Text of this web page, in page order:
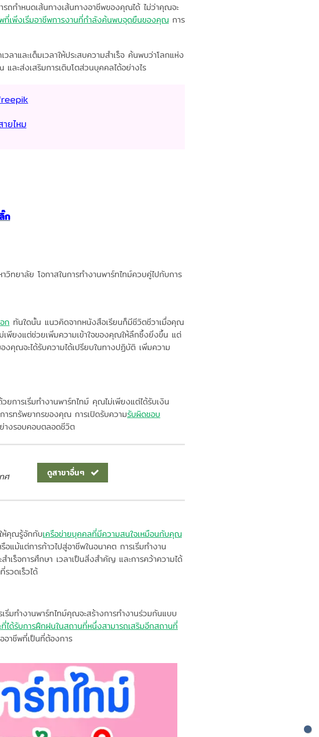
รถกำหนดเส้นทางเส้นทางอาชีพของคุณได้ ไม่ว่าคุณจะ
ที่เพิ่งเริ่มอาชีพการงานที่กำลังค้นพบจุดยืนของคุณ การ
ลาและเต็มเวลาให้ประสบความสำเร็จ ค้นพบว่าโลกแห่ง
ละส่งเสริมการเติบโตส่วนบุคคลได้อย่างไร
ยไหม
ก
วิทยาลัย โอกาสในการทำงานพาร์ทไทม์ควบคู่ไปกับการ
ก ทันใดนั้น แนวคิดจากหนังสือเรียนก็มีชีวิตชีวาเมื่อคุณ
เพียงแต่ช่วยเพิ่มความเข้าใจของคุณให้ลึกซึ้งยิ่งขึ้น แต่
คุณจะได้รับความได้เปรียบในทางปฏิบัติ เพิ่มความ
การเริ่มทำงานพาร์ทไทม์ คุณไม่เพียงแต่ได้รับเงิน
ารทรัพยากรของคุณ การเปิดรับความรับผิดชอบ
ย่างรอบคอบตลอดชีวิต
ศ ดูสาขาอื่นๆ
ห้คุณรู้จักกับเครือข่ายบุคคลที่มีความสนใจเหมือนกับคุณ
แม้แต่การก้าวไปสู่อาชีพในอนาคต การเริ่มทำงาน
ร็จการศึกษา เวลาเป็นสิ่งสำคัญ และการคว้าความได้
วดเร็วได้
มทำงานพาร์ทไทม์คุณจะสร้างการทำงานร่วมกันแบบ
ได้รับการฝึกฝนในสถานที่หนึ่งสามารถเสริมอีกสถานที่
อาชีพที่เป็นที่ต้องการ